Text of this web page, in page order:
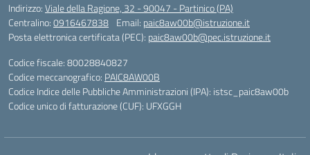
Indirizzo:Viale della Ragione, 32 - 90047 - Partinico (PA)
Centralino:0916467838 Email: paic8aw00b@istruzione.it
Posta elettronica certificata (PEC): paic8aw00b@pec.istruzione.it
Codice fiscale: 80028840827
Codice meccanografico: PAIC8AW00B
Codice Indice delle Pubbliche Amministrazioni (IPA): istsc_paic8aw00b
Codice unico di fatturazione (CUF): UFXGGH